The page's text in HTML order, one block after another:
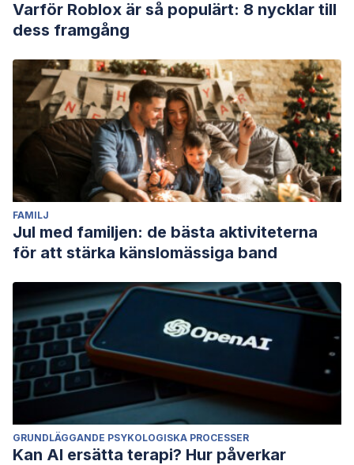
Varför Roblox är så populärt: 8 nycklar till
dess framgång
FAMILJ
Jul med familjen: de bästa aktiviteterna
för att stärka känslomässiga band
GRUNDLÄGGANDE PSYKOLOGISKA PROCESSER
Kan AI ersätta terapi? Hur påverkar